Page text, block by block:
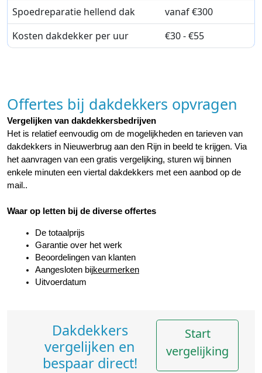
Spoedreparatie hellend dak
vanaf €300
Kosten dakdekker per uur
€30 - €55
Offertes bij dakdekkers opvragen
Vergelijken van dakdekkersbedrijven
Het is relatief eenvoudig om de mogelijkheden en tarieven van
dakdekkers in Nieuwerbrug aan den Rijn in beeld te krijgen. Via
het aanvragen van een gratis vergelijking, sturen wij binnen
enkele minuten een viertal dakdekkers met een aanbod op de
mail..
Waar op letten bij de diverse offertes
De totaalprijs
Garantie over het werk
Beoordelingen van klanten
Aangesloten bijkeurmerken
Uitvoerdatum
Dakdekkers
vergelijken en
bespaar direct!
Start
vergelijking